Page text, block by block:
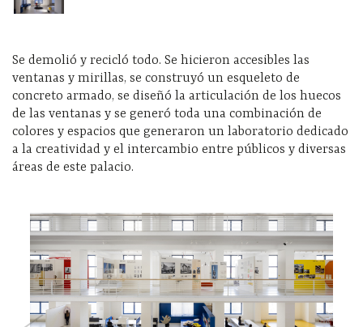
Se demolió y recicló todo. Se hicieron accesibles las
ventanas y mirillas, se construyó un esqueleto de
concreto armado, se diseñó la articulación de los huecos
de las ventanas y se generó toda una combinación de
colores y espacios que generaron un laboratorio dedicado
a la creatividad y el intercambio entre públicos y diversas
áreas de este palacio.